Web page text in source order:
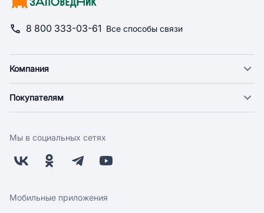
8 800 333-03-61 Все способы связи
Компания
Новости
Поставщикам
Заводчикам
Обратная связь
Покупателям
Оплата
Бонусная программа
Скидки и акции
Мы в социальных сетях
Мобильные приложения